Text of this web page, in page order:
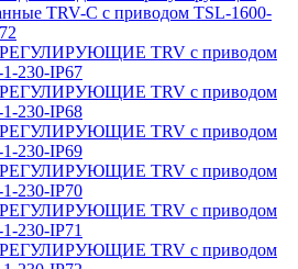
TRV-С с приводом TSL-1600-
TRV с приводом
230-IP67
TRV с приводом
230-IP68
TRV с приводом
230-IP69
TRV с приводом
230-IP70
TRV с приводом
230-IP71
TRV с приводом